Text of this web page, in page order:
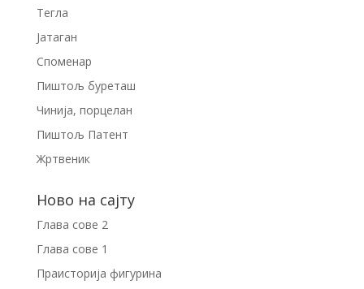
Тегла
Јатаган
Споменар
Пиштољ буреташ
Чинија, порцелан
Пиштољ Патент
Жртвеник
Ново на сајту
Глава сове 2
Глава сове 1
Праисторија фигурина